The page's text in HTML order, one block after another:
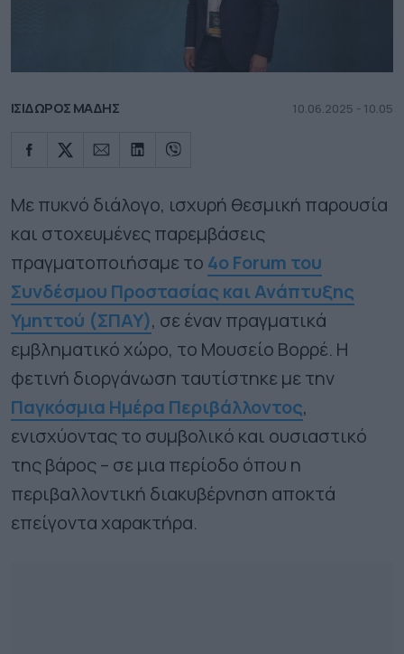
ΙΣΙΔΩΡΟΣ ΜΑΔΗΣ 10.06.2025 - 10.05
Με πυκνό διάλογο, ισχυρή θεσμική παρουσία
και στοχευμένες παρεμβάσεις
πραγματοποιήσαμε το 4ο Forum του
Συνδέσμου Προστασίας και Ανάπτυξης
Υμηττού (ΣΠΑΥ), σε έναν πραγματικά
εμβληματικό χώρο, το Μουσείο Βορρέ. Η
φετινή διοργάνωση ταυτίστηκε με την
Παγκόσμια Ημέρα Περιβάλλοντος,
ενισχύοντας το συμβολικό και ουσιαστικό
της βάρος – σε μια περίοδο όπου η
περιβαλλοντική διακυβέρνηση αποκτά
επείγοντα χαρακτήρα.